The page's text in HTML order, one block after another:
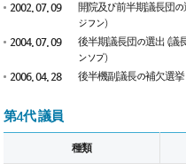
2002. 07. 09
開院及び前半期議長団の
ジフン)
2004. 07. 09
後半期議長団の選出 (議長
ンソプ)
2006. 04. 28
後半機副議長の補欠選挙
第4代 議員
種類